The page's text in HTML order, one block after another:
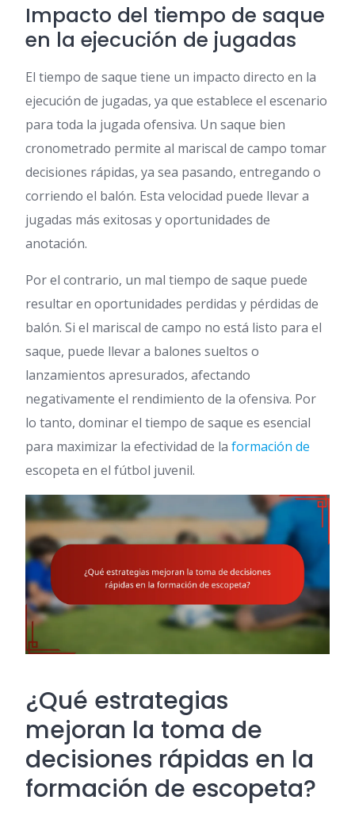
Impacto del tiempo de saque
en la ejecución de jugadas
El tiempo de saque tiene un impacto directo en la
ejecución de jugadas, ya que establece el escenario
para toda la jugada ofensiva. Un saque bien
cronometrado permite al mariscal de campo tomar
decisiones rápidas, ya sea pasando, entregando o
corriendo el balón. Esta velocidad puede llevar a
jugadas más exitosas y oportunidades de
anotación.
Por el contrario, un mal tiempo de saque puede
resultar en oportunidades perdidas y pérdidas de
balón. Si el mariscal de campo no está listo para el
saque, puede llevar a balones sueltos o
lanzamientos apresurados, afectando
negativamente el rendimiento de la ofensiva. Por
lo tanto, dominar el tiempo de saque es esencial
para maximizar la efectividad de la formación de
escopeta en el fútbol juvenil.
¿Qué estrategias
mejoran la toma de
decisiones rápidas en la
formación de escopeta?